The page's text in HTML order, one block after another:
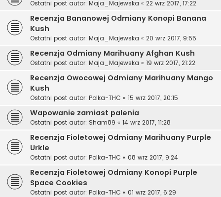
Ostatni post autor: Maja_Majewska « 22 wrz 2017, 17:22
Recenzja Bananowej Odmiany Konopi Banana
Kush
Ostatni post autor: Maja_Majewska « 20 wrz 2017, 9:55
Recenzja Odmiany Marihuany Afghan Kush
Ostatni post autor: Maja_Majewska « 19 wrz 2017, 21:22
Recenzja Owocowej Odmiany Marihuany Mango
Kush
Ostatni post autor: Polka-THC « 15 wrz 2017, 20:15
Wapowanie zamiast palenia
Ostatni post autor: Sham89 « 14 wrz 2017, 11:28
Recenzja Fioletowej Odmiany Marihuany Purple
Urkle
Ostatni post autor: Polka-THC « 08 wrz 2017, 9:24
Recenzja Fioletowej Odmiany Konopi Purple
Space Cookies
Ostatni post autor: Polka-THC « 01 wrz 2017, 6:29